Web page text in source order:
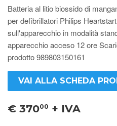
Batteria al litio biossido di
per defibrillatori Philips
sull'apparecchio in modalità
apparecchio acceso 12 ore
prodotto 989803150161
VAI ALLA SCHEDA
€ 37000 + IVA